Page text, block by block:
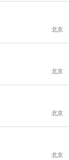
北京
北京
北京
北京